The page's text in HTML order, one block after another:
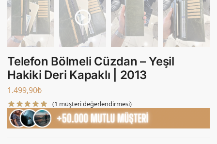
Telefon Bölmeli Cüzdan – Yeşil
Hakiki Deri Kapaklı | 2013
1.499,90₺
(1 müşteri değerlendirmesi)